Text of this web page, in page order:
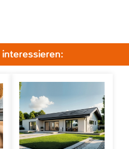
interessieren: